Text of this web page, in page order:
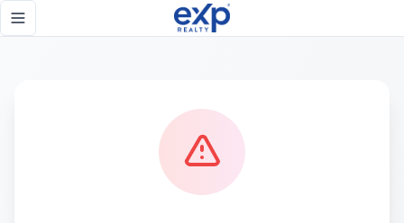
Toggle navigation menu
Página no encontrada - eXp Realty República Dominicana